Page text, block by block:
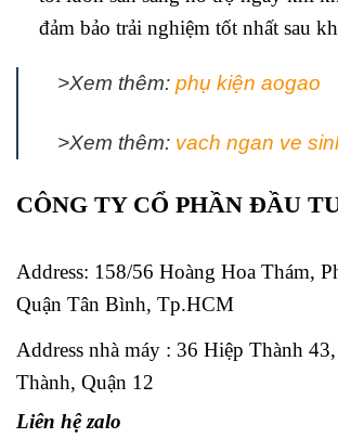
đảm bảo trải nghiệm tốt nhất sau
>Xem thêm: phụ kiện aogao
>Xem thêm: vach ngan ve
CÔNG TY CỔ PHẦN ĐẦU
Address: 158/56 Hoàng Hoa Thám,
Quận Tân Bình, Tp.HCM
Address nhà máy : 36 Hiệp Thành
Thành, Quận 12
Liên hệ zalo